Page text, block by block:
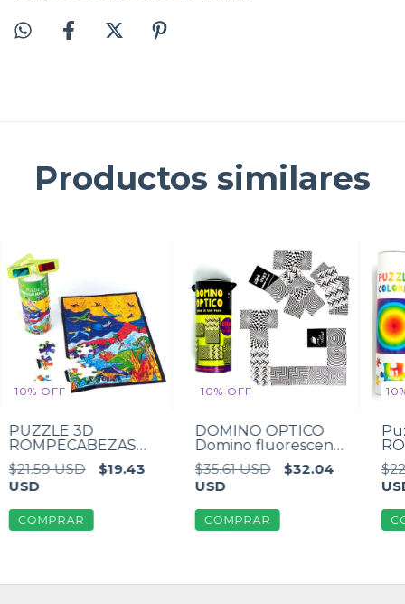
Productos similares
10% OFF
PUZZLE 3D
ROMPECABEZAS
Dinosaurios con
anteojos
$21.59 USD
$19.43
USD
10% OFF
DOMINO OPTICO
Domino fluorescente
de ilusiones Opticas
$35.61 USD
$32.04
USD
10